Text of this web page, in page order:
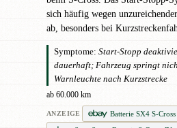
sich häufig wegen
ab, besonders bei
Symptome: Start-Stopp
dauerhaft; Fahrzeug springt
Warnleuchte nach Kurzstrecke
ab 60.000 km
ANZEIGE
Batterie SX4 S-